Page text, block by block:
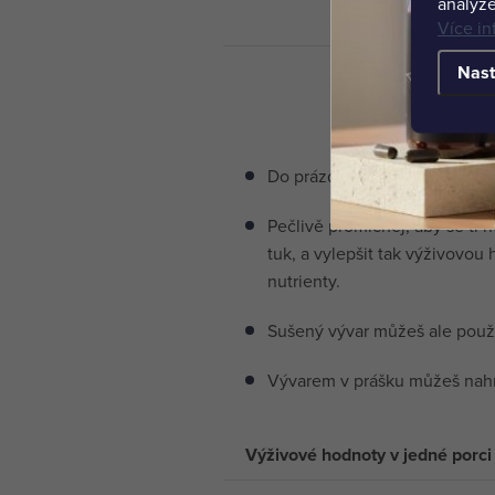
Více
Do prázdné skleničky nebo
Pečlivě promíchej, aby se ti
tuk, a vylepšit tak výživovou
nutrienty.
Sušený vývar můžeš ale
Vývarem v prášku můžeš
Výživové hodnoty v jedné porci